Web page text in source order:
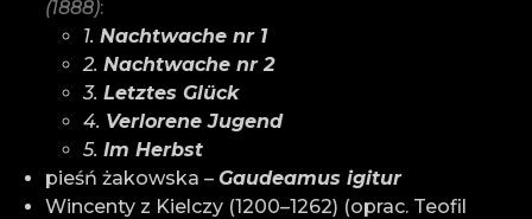
(1888):
1.Nachtwache nr 1
2.Nachtwache nr 2
3.Letztes Glück
4. Verlorene Jugend
5.Im Herbst
pieśń żakowska –Gaudeamus igitur
Wincenty z Kielczy (1200–1262) (oprac. Teofil